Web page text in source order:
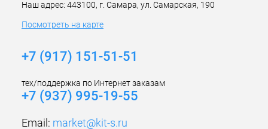
Наш адрес: 443100, г. Самара, ул. Самарская, 190
Посмотреть на карте
+7 (917) 151-51-51
тех/поддержка по Интернет заказам
+7 (937) 995-19-55
Email: market@kit-s.ru